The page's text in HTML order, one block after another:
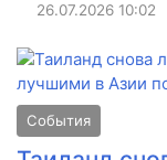
26.07.2026 10:02
События